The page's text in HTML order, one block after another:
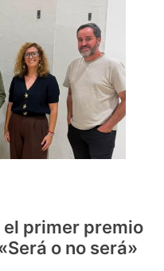
el primer premio
o no será»